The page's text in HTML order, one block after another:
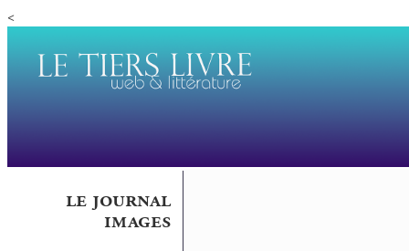
<
le journal
images